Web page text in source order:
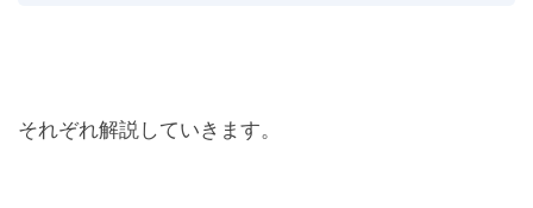
それぞれ解説していきます。